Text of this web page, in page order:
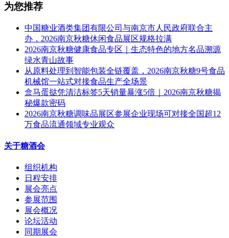
为您推荐
中国糖业酒类集团有限公司与南京市人民政府联合主
办，2026南京秋糖休闲食品展区规格拉满
2026南京秋糖健康食品专区｜生态特色的地方名品溯源
绿水青山故事
从原料处理到智能包装全链覆盖，2026南京秋糖9号食品
机械馆一站式对接食品生产全场景
盒马蛋挞凭清洁标签5天销量暴涨5倍｜2026南京秋糖揭
秘爆款密码
2026南京秋糖调味品展区参展企业现场可对接全国超12
万食品流通领域专业观众
关于糖酒会
组织机构
日程安排
展会亮点
参展范围
展会概况
论坛活动
同期展会